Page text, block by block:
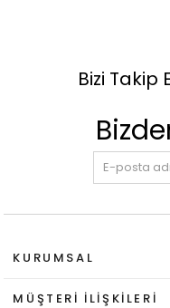
Bizi Takip
KURUMSAL
MÜŞTERI İLIŞKILERI